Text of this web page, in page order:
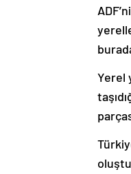
Yerel